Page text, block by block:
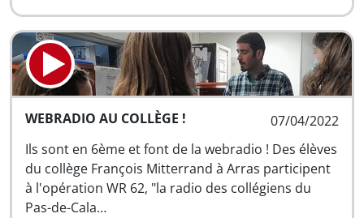
07/04/2022
WEBRADIO AU COLLÈGE !
Ils sont en 6ème et font de la webradio ! Des élèves
du collège François Mitterrand à Arras participent
à l'opération WR 62, "la radio des collégiens du
Pas-de-Cala…